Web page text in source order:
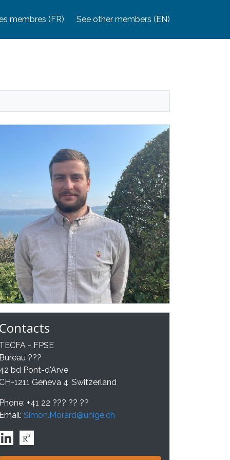
membres (FR) See other members (EN)
Contacts
TECFA - FPSE
Bureau ???
42 bd Pont-d'Arve
CH-1211 Geneva 4, Switzerland
Phone: +41 22 ??? ?? ??
Email: Simon.Morard@unige.ch